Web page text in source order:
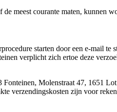
meest courante maten, kunnen
starten door een e-mail te
verplicht zich ertoe deze
Molenstraat 47, 1651
verzendingskosten zijn voor